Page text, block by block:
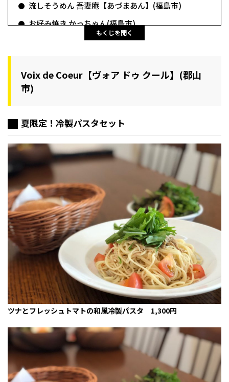
その他
流しそうめん 吾妻庵【あづまあん】(福島市)
お好み焼き かっちゃん(福島市)
Pasta alla PUTTANESCA【パスタ アラ プッタネス
もくじを開く
Voix de Coeur【ヴォア ドゥ クール】(郡山
市)
夏限定！冷製パスタセット
ツナとフレッシュトマトの和風冷製パスタ 1,300円